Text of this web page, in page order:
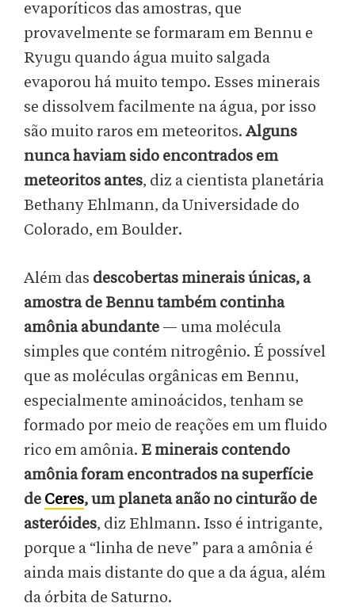
evaporíticos das amostras, que
provavelmente se formaram em Bennu e
Ryugu quando água muito salgada
evaporou há muito tempo. Esses minerais
se dissolvem facilmente na água, por isso
são muito raros em meteoritos. Alguns
nunca haviam sido encontrados em
meteoritos antes, diz a cientista planetária
Bethany Ehlmann, da Universidade do
Colorado, em Boulder.
Além das descobertas minerais únicas, a
amostra de Bennu também continha
amônia abundante — uma molécula
simples que contém nitrogênio. É possível
que as moléculas orgânicas em Bennu,
especialmente aminoácidos, tenham se
formado por meio de reações em um fluido
rico em amônia. E minerais contendo
amônia foram encontrados na superfície
de Ceres, um planeta anão no cinturão de
asteróides, diz Ehlmann. Isso é intrigante,
porque a “linha de neve” para a amônia é
ainda mais distante do que a da água, além
da órbita de Saturno.